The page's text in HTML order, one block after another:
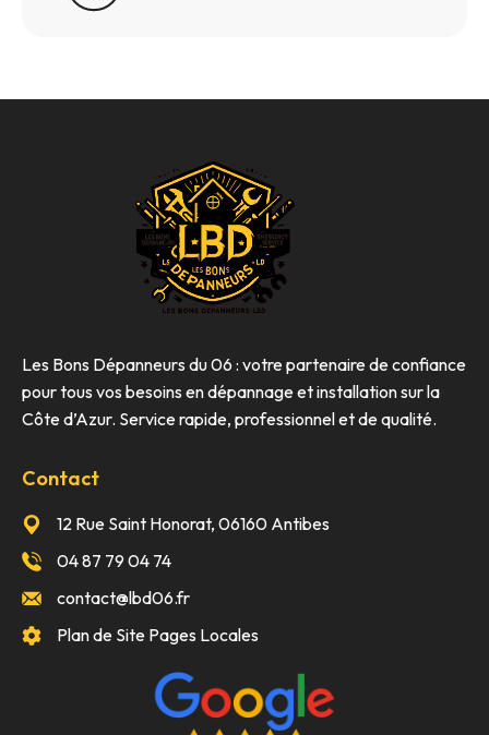
Les Bons Dépanneurs du 06 : votre partenaire de confiance
pour tous vos besoins en dépannage et installation sur la
Côte d’Azur. Service rapide, professionnel et de qualité.
Contact
12 Rue Saint Honorat, 06160 Antibes
04 87 79 04 74
contact@lbd06.fr
Plan de Site Pages Locales